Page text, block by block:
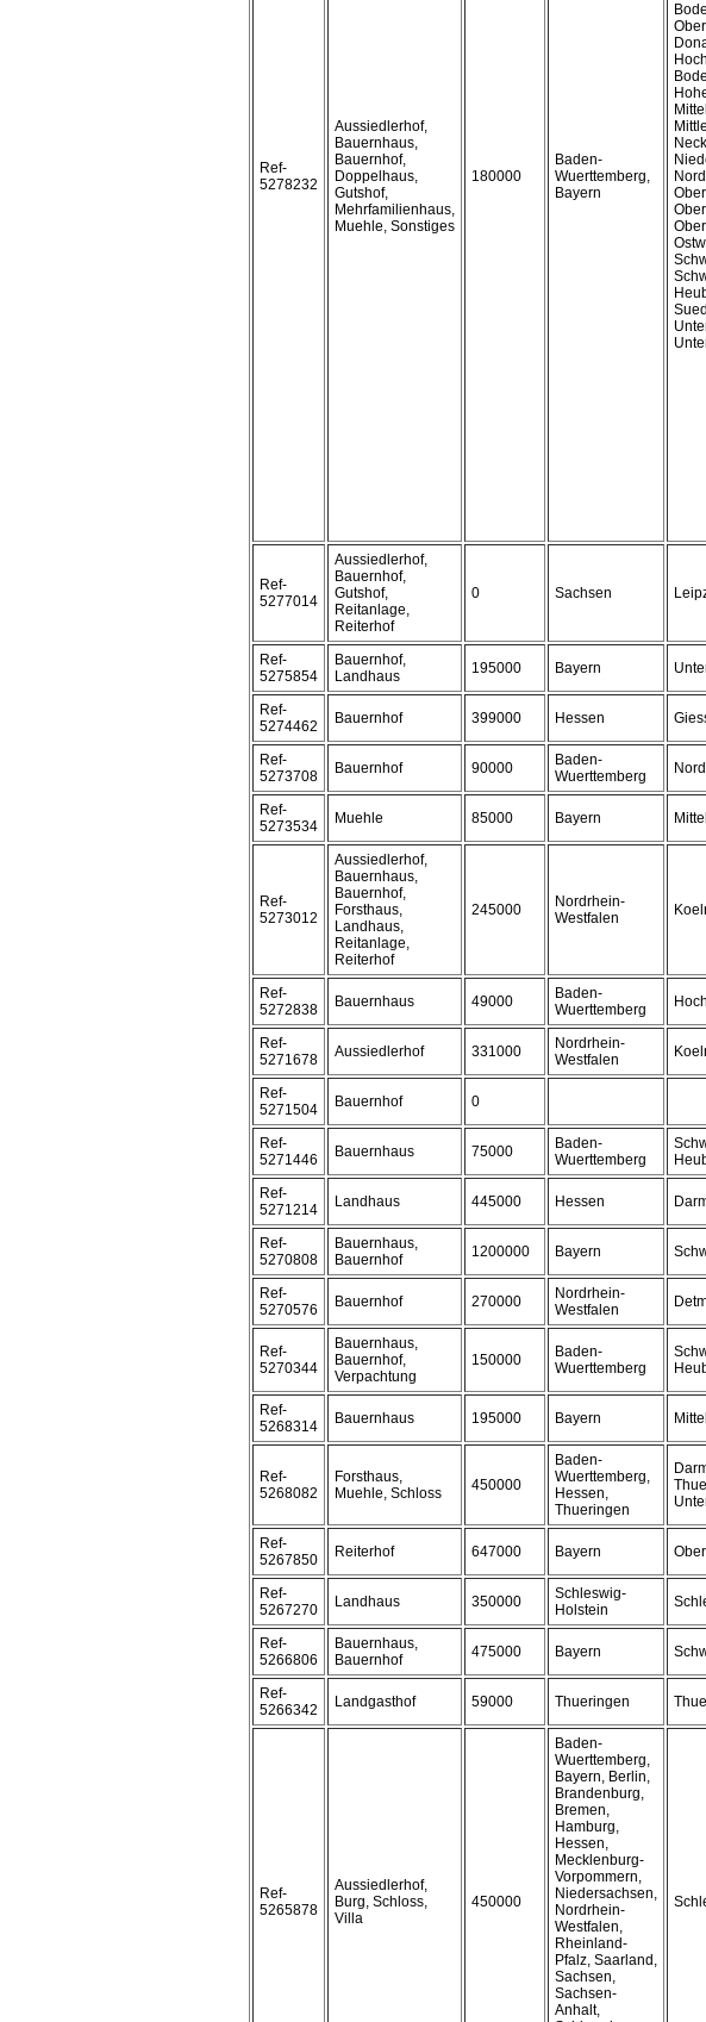
Ref-
5278232
Aussiedlerhof,
Bauernhaus,
Bauernhof,
Doppelhaus,
Gutshof,
Mehrfamilienhaus,
Muehle, Sonstiges
180000
Baden-
Wuerttemberg,
Bayern
Ref-
5277014
Aussiedlerhof,
Bauernhof,
Gutshof,
Reitanlage,
Reiterhof
0 Sachsen
Ref-
5275854
Bauernhof,
Landhaus
195000 Bayern
Ref-
5274462
Bauernhof 399000 Hessen
Ref-
5273708
Bauernhof 90000
Baden-
Wuerttemberg
Ref-
5273534
Muehle 85000 Bayern
Ref-
5273012
Aussiedlerhof,
Bauernhaus,
Bauernhof,
Forsthaus,
Landhaus,
Reitanlage,
Reiterhof
245000
Nordrhein-
Westfalen
Ref-
5272838
Bauernhaus 49000
Baden-
Wuerttemberg
Ref-
5271678
Aussiedlerhof 331000
Nordrhein-
Westfalen
Ref-
5271504
Bauernhof 0
Ref-
5271446
Bauernhaus 75000
Baden-
Wuerttemberg
Ref-
5271214
Landhaus 445000 Hessen
Ref-
5270808
Bauernhaus,
Bauernhof
1200000 Bayern
Ref-
5270576
Bauernhof 270000
Nordrhein-
Westfalen
Ref-
5270344
Bauernhaus,
Bauernhof,
Verpachtung
150000
Baden-
Wuerttemberg
Ref-
5268314
Bauernhaus 195000 Bayern
Ref-
5268082
Forsthaus,
Muehle, Schloss
450000
Baden-
Wuerttemberg,
Hessen,
Thueringen
Ref-
5267850
Reiterhof 647000 Bayern
Ref-
5267270
Landhaus 350000
Schleswig-
Holstein
Ref-
5266806
Bauernhaus,
Bauernhof
475000 Bayern
Ref-
5266342
Landgasthof 59000 Thueringen
Ref-
5265878
Aussiedlerhof,
Burg, Schloss,
Villa
450000
Baden-
Wuerttemberg,
Bayern, Berlin,
Brandenburg,
Bremen,
Hamburg,
Hessen,
Mecklenburg-
Vorpommern,
Niedersachsen,
Nordrhein-
Westfalen,
Rheinland-
Pfalz, Saarland,
Sachsen,
Sachsen-
Anhalt,